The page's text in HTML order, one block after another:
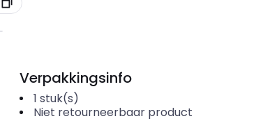
Verpakkingsinfo
1 stuk(s)
Niet retourneerbaar product